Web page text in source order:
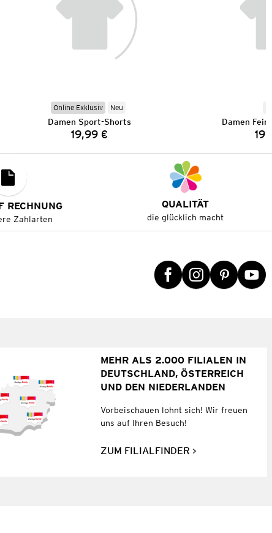
Online Exklusiv Neu
Damen Sport-Shorts
Preis:
19,99 €
Damen
RECHNUNG
Zahlarten
QUALITÄT
die glücklich macht
MEHR ALS 2.000 FILIALEN IN
DEUTSCHLAND, ÖSTERREICH
UND DEN NIEDERLANDEN
Vorbeischauen lohnt sich! Wir freuen
uns auf Ihren Besuch!
ZUM FILIALFINDER